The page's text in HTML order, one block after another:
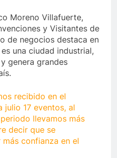
Moreno Villafuerte,
y Visitantes de
de negocios destaca en
una ciudad industrial,
genera grandes
recibido en el
julio 17 eventos, al
llevamos más
decir que se
confianza en el